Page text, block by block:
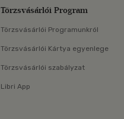
Törzsvásárlói Program
Törzsvásárlói Programunkról
Törzsvásárlói Kártya egyenlege
Törzsvásárlói szabályzat
Libri App